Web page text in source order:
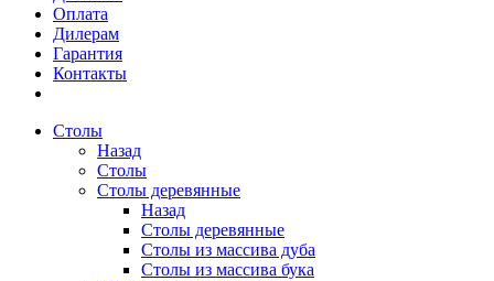
Оплата
Дилерам
Гарантия
Контакты
Столы
Назад
Столы
Столы деревянные
Назад
Столы деревянные
Столы из массива дуба
Столы из массива бука